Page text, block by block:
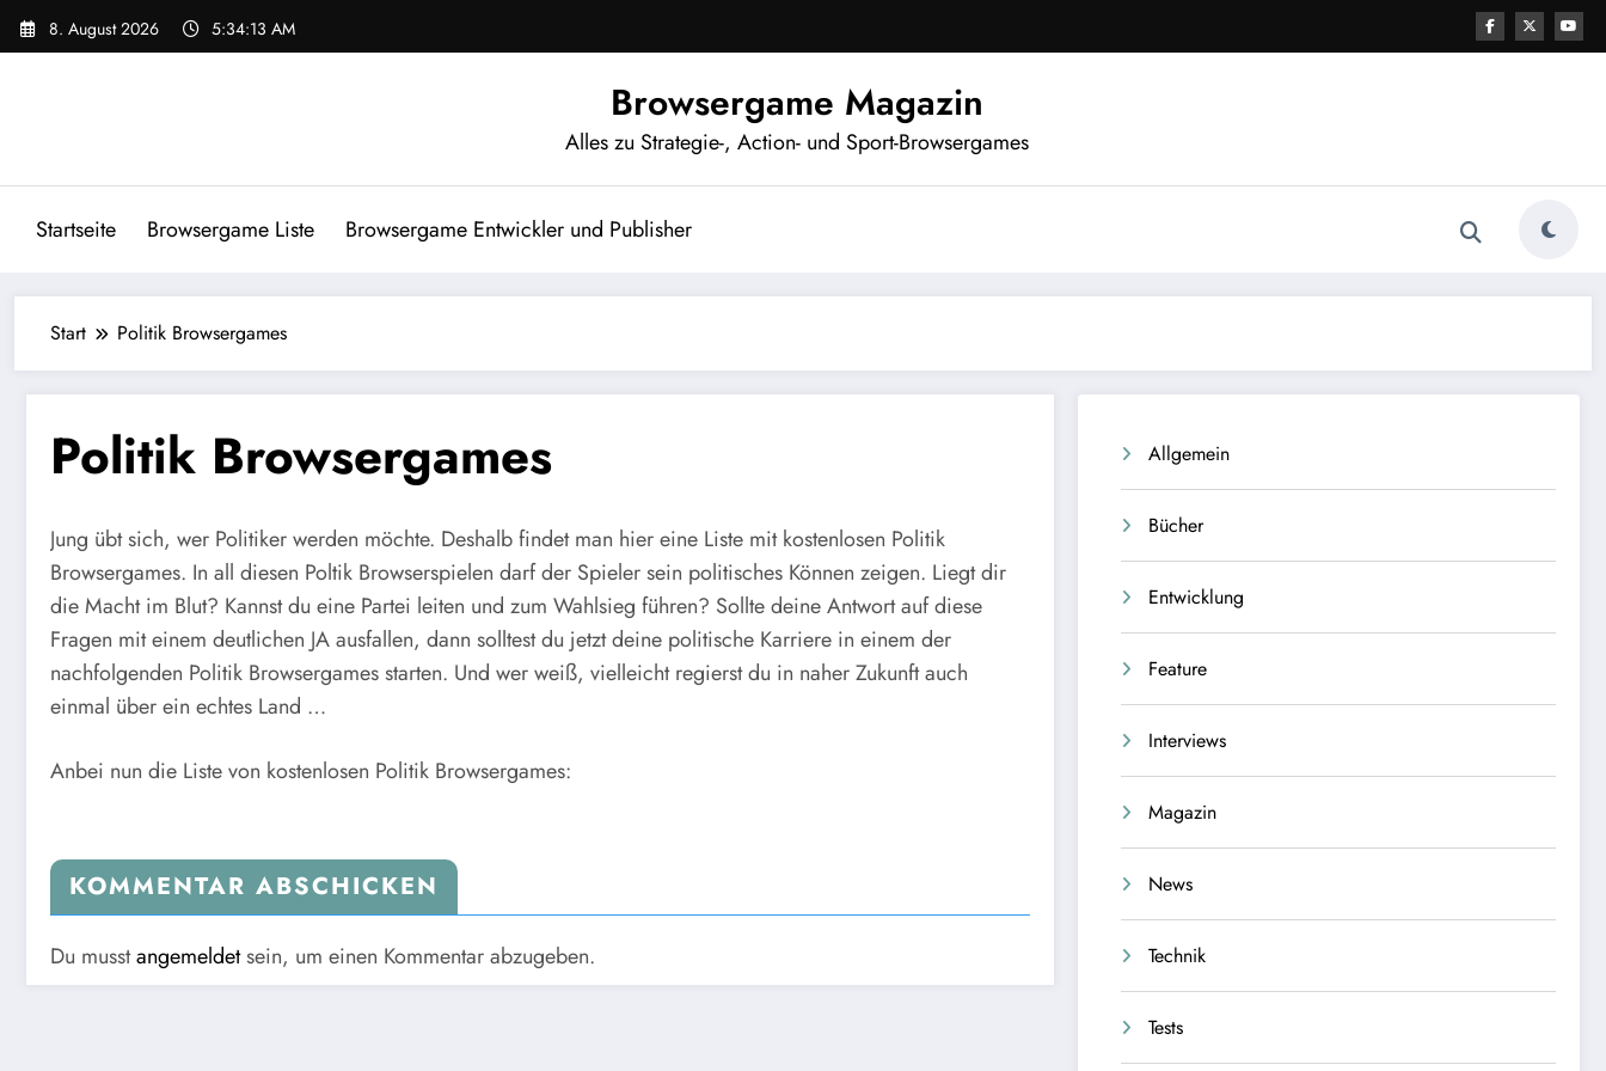
Zum
Inhalt
8. August 2026 5:34:13 AM
Browsergame Magazin
Alles zu Strategie-, Action- und Sport-Browsergames
Startseite Browsergame Liste Browsergame Entwickler und Publisher
Start Politik Browsergames
Politik Browsergames
Jung übt sich, wer Politiker werden möchte. Deshalb findet man hier eine Liste mit kostenlosen Politik
Browsergames. In all diesen Poltik Browserspielen darf der Spieler sein politisches Können zeigen. Liegt dir
die Macht im Blut? Kannst du eine Partei leiten und zum Wahlsieg führen? Sollte deine Antwort auf diese
Fragen mit einem deutlichen JA ausfallen, dann solltest du jetzt deine politische Karriere in einem der
nachfolgenden Politik Browsergames starten. Und wer weiß, vielleicht regierst du in naher Zukunft auch
einmal über ein echtes Land …
Anbei nun die Liste von kostenlosen Politik Browsergames:
KOMMENTAR ABSCHICKEN
Du musstangemeldetsein, um einen Kommentar abzugeben.
Allgemein
Bücher
Entwicklung
Feature
Interviews
Magazin
News
Technik
Tests